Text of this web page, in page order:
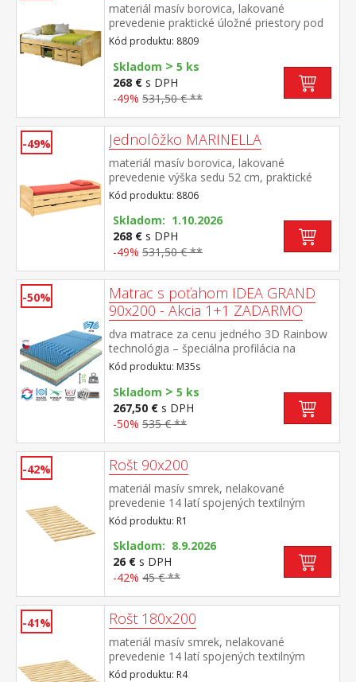
materiál masív borovica, lakované
prevedenie praktické úložné priestory pod
posteľou (zásuvky a otvorená police) v
cene výška sedu 50 cm, cena vrátane roštu
(drevený latkový), matrac nie je v
cene odporúčaný rozmer matraca 90 × 200
cm (M2, M5, M9, M12, M24, M26) ako
vhodný doplnok odporúčame čalúnený
valec M10 hĺbka širokej zásuvky 65,5 cm,
hĺbka malých zásuviek 39 cm, hĺbka
otvorenej police 44,5 cm
Kód produktu: 8809
Skladom > 5 ks
268 € s DPH
-49% 531,50 € **
-49% Jednolôžko MARINELLA
materiál masív borovica, lakované
prevedenie výška sedu 52 cm, praktické
úložné priestory pod posteľou (3 zásuvky a
výsuv) sú v cene cena vrátane roštu
(drevený latkový) bez matraca, odporúčaný
rozmer matraca 90 × 200 cm odporúčaná
výška matraca pre prístelku je do 10 cm
Kód produktu: 8806
Skladom: 1.10.2026
268 € s DPH
-49% 531,50 € **
-50%
Matrac s poťahom IDEA GRAND
90x200 - Akcia 1+1 ZADARMO
dva matrace za cenu jedného 3D Rainbow
technológia – špeciálna profilácia na
sendvičovej vrstve z kombinácie Flexifoam
pien rôznych vlastností a tuhostí, ktorá
zabezpečuje komfort, vzdušnosť,
ortopedické vlastnosti a dlhú životnosť
anatomická zónová masážna profilácia – 7
priebehu spánku rozdielna tuhosť strán –
zelenkavá mäkšia strana tuhosť 2 z 5,
modrá tuhšia strana tuhosť 2,5 z 5vzdušný
poťah prešitý dutým vláknom, vyrobený z 2
častí, snímateľný a prateľný do 60 °
Codporúčaná nosnosť do 130 kg, výška
Kód produktu: M35s
Skladom > 5 ks
267,50 € s DPH
-50% 535 € **
-42% Rošt 90x200
materiál masív smrek, nelakované
prevedenie 14 latí spojených textilným
tkalúnom
Kód produktu: R1
Skladom: 8.9.2026
26 € s DPH
-42% 45 € **
-41% Rošt 180x200
materiál masív smrek, nelakované
prevedenie 14 latí spojených textilným
tkalúnom
Kód produktu: R4